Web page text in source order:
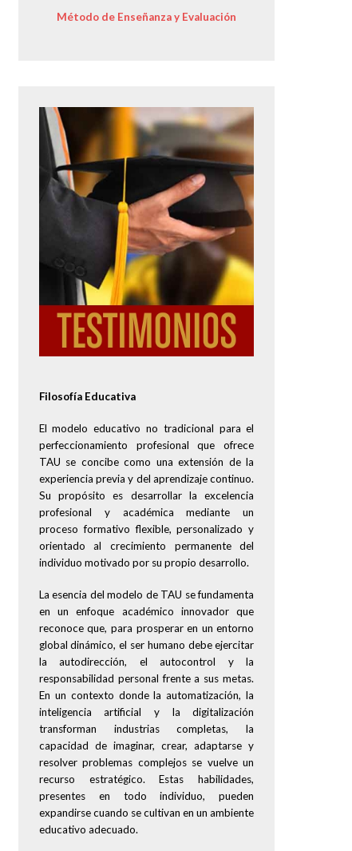
Método de Enseñanza y Evaluación
Image
Filosofía Educativa
El modelo educativo no tradicional para el
perfeccionamiento profesional que ofrece
TAU se concibe como una extensión de la
experiencia previa y del aprendizaje continuo.
Su propósito es desarrollar la excelencia
profesional y académica mediante un
proceso formativo flexible, personalizado y
orientado al crecimiento permanente del
individuo motivado por su propio desarrollo.
La esencia del modelo de TAU se fundamenta
en un enfoque académico innovador que
reconoce que, para prosperar en un entorno
global dinámico, el ser humano debe ejercitar
la autodirección, el autocontrol y la
responsabilidad personal frente a sus metas.
En un contexto donde la automatización, la
inteligencia artificial y la digitalización
transforman industrias completas, la
capacidad de imaginar, crear, adaptarse y
resolver problemas complejos se vuelve un
recurso estratégico. Estas habilidades,
presentes en todo individuo, pueden
expandirse cuando se cultivan en un ambiente
educativo adecuado.